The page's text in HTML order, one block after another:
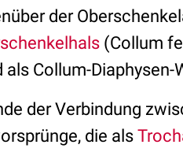
der
(Collum
Collum-Diaphysen-
der Verbindung
die als